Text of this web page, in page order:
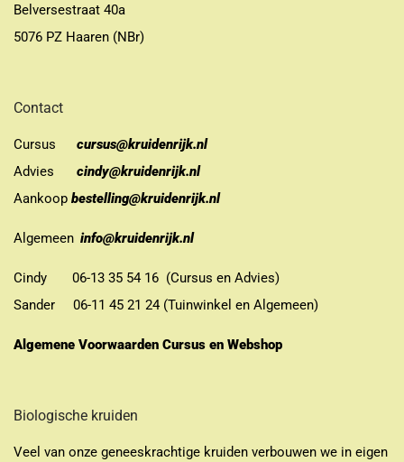
Belversestraat 40a
5076 PZ Haaren (NBr)
Contact
Cursus
cursus@kruidenrijk.nl
Advies
cindy@kruidenrijk.nl
Aankoop bestelling@kruidenrijk.nl
Algemeen info@kruidenrijk.nl
Cindy 06-13 35 54 16 (Cursus en Advies)
Sander 06-11 45 21 24 (Tuinwinkel en Algemeen)
Algemene Voorwaarden Cursus en Webshop
Biologische kruiden
Veel van onze geneeskrachtige kruiden verbouwen we in eigen